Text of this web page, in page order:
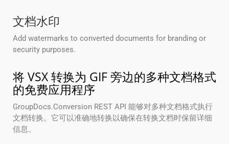
文档水印
Add watermarks to converted documents for branding or
security purposes.
将 VSX 转换为 GIF 旁边的多种文档格式
的免费应用程序
GroupDocs.Conversion REST API 能够对多种文档格式执行
文档转换。它可以准确地转换以确保在转换文档时保留详细
信息。